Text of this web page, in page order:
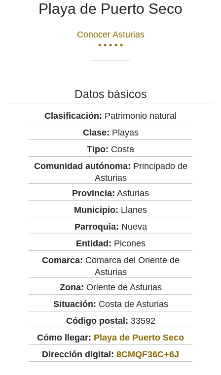
Playa de Puerto Seco
Conocer Asturias
• • • • •
Datos básicos
Clasificación: Patrimonio natural
Clase: Playas
Tipo: Costa
Comunidad autónoma: Principado de
Asturias
Provincia: Asturias
Municipio: Llanes
Parroquia: Nueva
Entidad: Picones
Comarca: Comarca del Oriente de
Asturias
Zona: Oriente de Asturias
Situación: Costa de Asturias
Código postal: 33592
Cómo llegar: Playa de Puerto Seco
Dirección digital: 8CMQF36C+6J